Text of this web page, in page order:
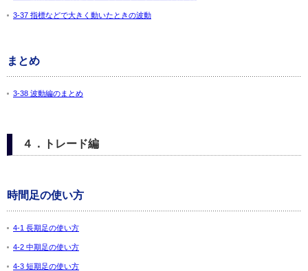
3-37 指標などで大きく動いたときの波動
まとめ
3-38 波動編のまとめ
４．トレード編
時間足の使い方
4-1 長期足の使い方
4-2 中期足の使い方
4-3 短期足の使い方